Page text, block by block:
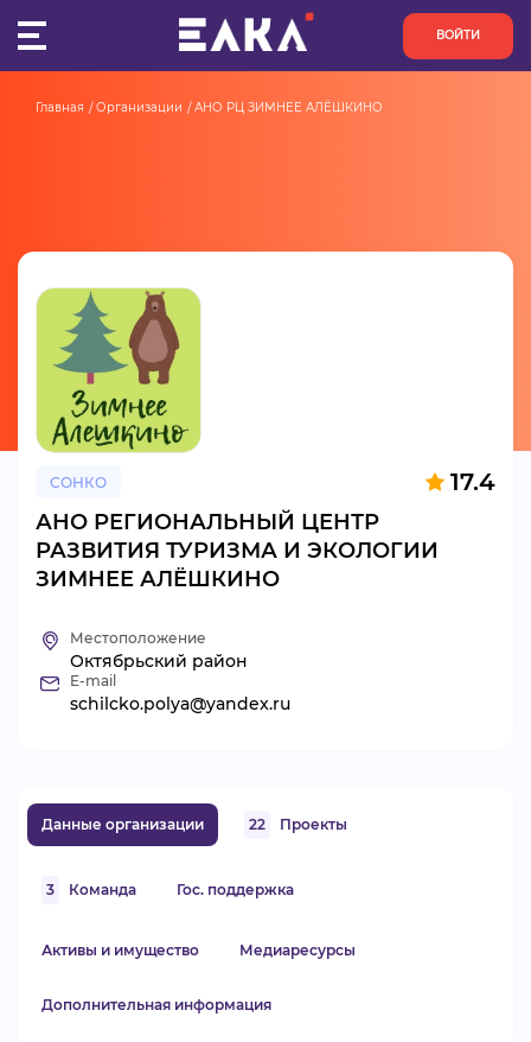
ВОЙТИ
ОРГАНИЗАЦИИ
АКТИВИСТЫ
ПРОЕКТЫ
АНАЛИТИКА
ВИДЕОКУРСЫ
Главная Организации АНО РЦ ЗИМНЕЕ АЛЁШКИНО
СОНКО 17.4
АНО РЕГИОНАЛЬНЫЙ ЦЕНТР
РАЗВИТИЯ ТУРИЗМА И ЭКОЛОГИИ
ЗИМНЕЕ АЛЁШКИНО
Местоположение
Октябрьский район
E-mail
schilcko.polya@yandex.ru
Данные организации 22 Проекты
3 Команда Гос. поддержка
Активы и имущество Медиаресурсы
Дополнительная информация